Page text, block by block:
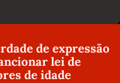
de expressão
lei de
de idade